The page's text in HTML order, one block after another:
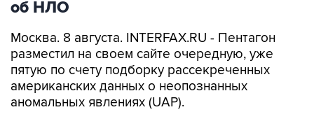
Москва. 8 августа. INTERFAX.RU - Пентагон
пятую по счету подборку рассекреченных
американских данных о неопознанных
аномальных явлениях (UAP).
"Министерство войны публикует пятую часть